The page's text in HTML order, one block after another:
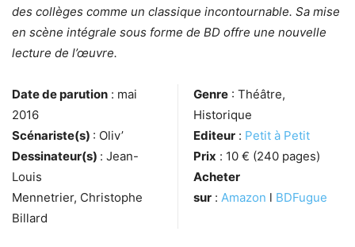
des collèges comme un classique incontournable. Sa mise
en scène intégrale sous forme de BD offre une nouvelle
lecture de l’œuvre.
Date de parution : mai
2016
Scénariste(s) : Oliv’
Dessinateur(s) : Jean-
Louis
Mennetrier, Christophe
Billard
Genre : Théâtre,
Historique
Editeur : Petit à Petit
Prix : 10 € (240 pages)
Acheter
sur : Amazon l BDFugue